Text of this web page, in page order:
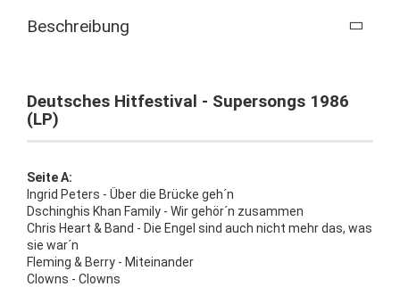
Beschreibung
Deutsches Hitfestival - Supersongs 1986
(LP)
Seite A:
Ingrid Peters - Über die Brücke geh´n
Dschinghis Khan Family - Wir gehör´n zusammen
Chris Heart & Band - Die Engel sind auch nicht mehr das, was
sie war´n
Fleming & Berry - Miteinander
Clowns - Clowns